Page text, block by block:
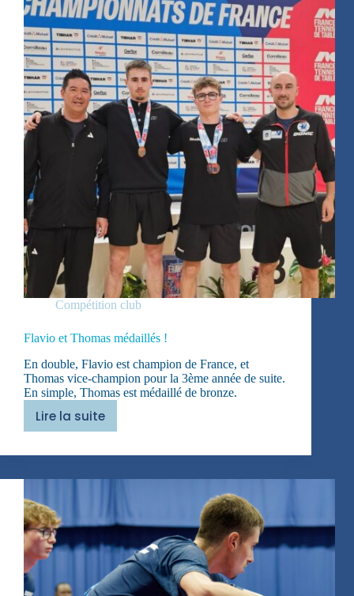
Compétition club
Flavio et Thomas médaillés !
En double, Flavio est champion de France, et
Thomas vice-champion pour la 3ème année de suite.
En simple, Thomas est médaillé de bronze.
Lire la suite
Flavio
Thomas
médaillés